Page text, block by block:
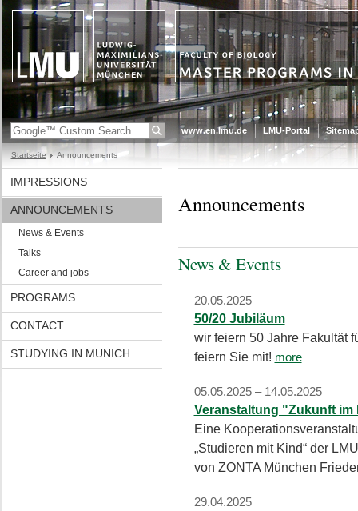
www.en.lmu.de LMU-Portal
Startseite Announcements
IMPRESSIONS
ANNOUNCEMENTS
News & Events
Talks
Career and jobs
PROGRAMS
CONTACT
STUDYING IN MUNICH
Announcements
News & Events
20.05.2025
50/20 Jubiläum
wir feiern 50 Jahre Fakultät
feiern Sie mit! more
05.05.2025 – 14.05.2025
Veranstaltung "Zukunft im
Eine
„Studieren mit Kind“ der
von ZONTA München
29.04.2025